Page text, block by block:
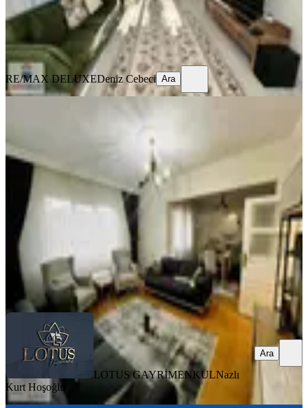
RE/MAX DELUXEDeniz Cebeci
Ara
RE/MAX DELUXEDeniz Cebeci Ara
İzmit Merkezi Konum 2+1arakat
120m2 Bakımlı Satılık Daire
İzmit, Kozluk Mahallesi
2+1
120 m²· 5. Kat
3.150.000 ₺
LOTUS GAYRİMENKUL Nazlı Kurt Hoşoğlu
LOTUS GAYRİMENKULNazlı
Kurt Hoşoğlu
Ara